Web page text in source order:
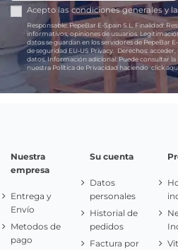
Acepto las condiciones generales y
Responsable:PepeBar E-Spain S.L. Finalidad:
informativos, opiniones de usuarios.
datos se guardan en los servidores de PepeBar
de seguridad EU-US Privacy.
Derechos:
datos.Información adicional:Puede consultar la
nuestra Política de Privacidad haciendoclick
Nuestra
empresa
Entrega y
Envío
Metodos de
pago
Su cuenta
Datos
personales
Historial de
pedidos
Factura por